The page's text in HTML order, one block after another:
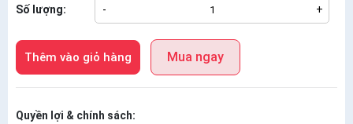
Số lượng: - +
Thêm vào giỏ hàng Mua ngay
Quyền lợi & chính sách: